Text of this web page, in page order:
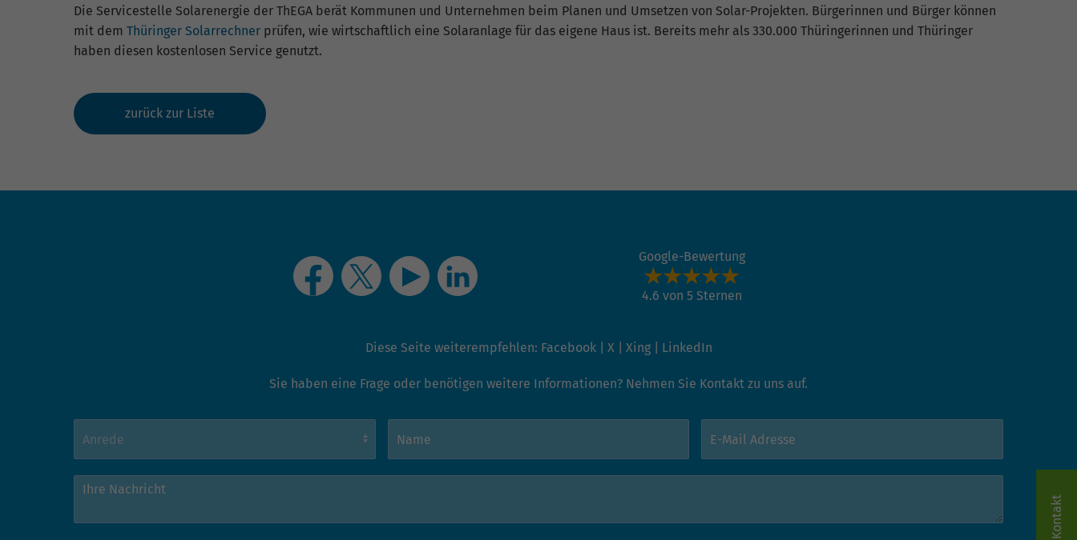
Die Servicestelle Solarenergie der ThEGA berät Kommunen und Unternehmen beim Planen und Umsetzen von Solar-Projekten. Bürgerinnen und Bürger können
mit dem Thüringer Solarrechner prüfen, wie wirtschaftlich eine Solaranlage für das eigene Haus ist. Bereits mehr als 330.000 Thüringerinnen und Thüringer
haben diesen kostenlosen Service genutzt.
zurück zur Liste
Google-Bewertung
4.6 von 5 Sternen
Diese Seite weiterempfehlen: Facebook| X| Xing| LinkedIn
Sie haben eine Frage oder benötigen weitere Informationen? Nehmen Sie Kontakt zu uns auf.
Kontakt
Die erhobenen Daten umfassen die Anzahl der
Besucher, die Quelle, aus der sie stammen, und die
Seiten in anonymisierter Form.
Zweck
Kontos oder der Website enthält, auf das es sich
bezieht. Es scheint eine Variation des _gat-Cookies
zu sein, das verwendet wird, um die von Google auf